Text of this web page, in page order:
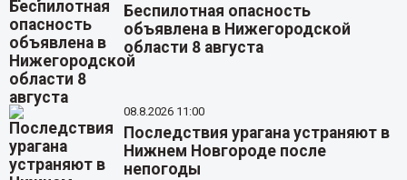
Беспилотная опасность
объявлена в Нижегородской
области 8 августа
08.8.2026 11:00
Последствия урагана устраняют в
Нижнем Новгороде после
непогоды